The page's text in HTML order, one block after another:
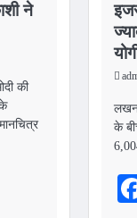
ने
की
के